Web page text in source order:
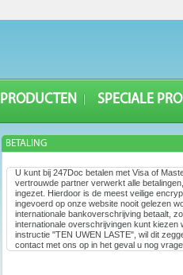
PRODUCTEN SPECIALE
BETALING
U kunt bij 247Doc betalen met Visa of
vertrouwde partner verwerkt alle
ingezet. Hierdoor is de meest veilige
ingevoerd op onze website nooit gelezen
internationale bankoverschrijving betaalt,
internationale overschrijvingen kunt
instructie "TEN UWEN LASTE", wil dit
contact met ons op in het geval u nog